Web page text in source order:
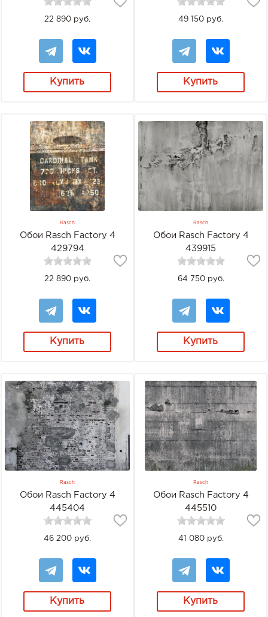
22 890 руб.
Купить
49 150 руб.
Купить
Rasch
Обои Rasch Factory 4
429794
22 890 руб.
Купить
Rasch
Обои Rasch Factory 4
439915
64 750 руб.
Купить
Rasch
Обои Rasch Factory 4
445404
46 200 руб.
Купить
Rasch
Обои Rasch Factory 4
445510
41 080 руб.
Купить